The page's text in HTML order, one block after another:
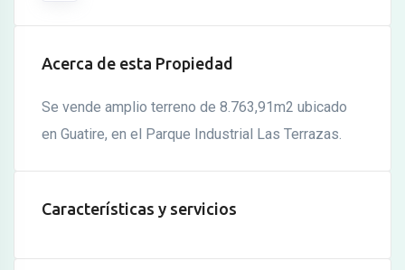
Acerca de esta Propiedad
Se vende amplio terreno de 8.763,91m2 ubicado
en Guatire, en el Parque Industrial Las Terrazas.
Características y servicios